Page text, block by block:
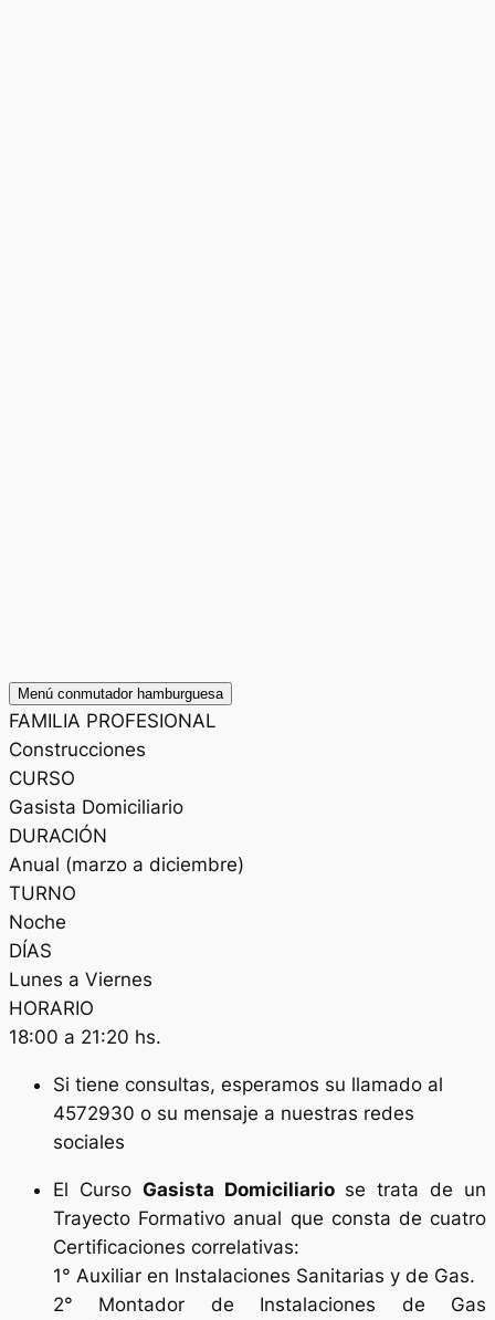
Menú conmutador hamburguesa
FAMILIA PROFESIONAL
Construcciones
CURSO
Gasista Domiciliario
DURACIÓN
Anual (marzo a diciembre)
TURNO
Noche
DÍAS
Lunes a Viernes
HORARIO
18:00 a 21:20 hs.
Si tiene consultas, esperamos su llamado al
4572930 o su mensaje a nuestras redes
sociales
El Curso Gasista Domiciliariose trata de un
Trayecto Formativo anual que consta de cuatro
Certificaciones correlativas:
1° Auxiliar en Instalaciones Sanitarias y de Gas.
2° Montador de Instalaciones de Gas